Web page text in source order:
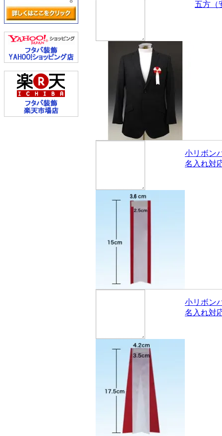
五方（
小リボン
名入れ対
小リボン
名入れ対